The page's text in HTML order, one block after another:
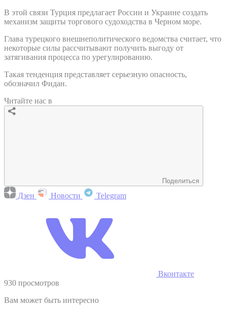
В этой связи Турция предлагает России и Украине создать
механизм защиты торгового судоходства в Черном море.
Глава турецкого внешнеполитического ведомства считает, что
некоторые силы рассчитывают получить выгоду от
затягивания процесса по урегулированию.
Такая тенденция представляет серьезную опасность,
обозначил Фидан.
Читайте нас в
Поделиться
Дзен Новости Telegram
Вконтакте
930 просмотров
Вам может быть интересно